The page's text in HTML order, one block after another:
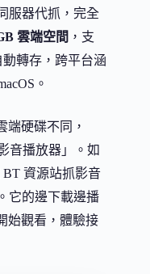
服器代抓，完全
雲端空間 ，支
動轉存，跨平台涵
。
端硬碟不同，
音播放器」。如
BT 資源站抓影音
它的邊下載邊播
始觀看，體驗接